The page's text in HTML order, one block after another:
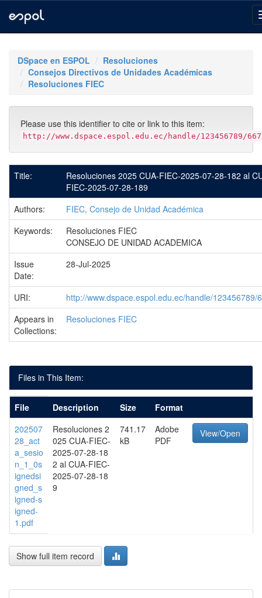
navigationDSpace en ESPOL
Resoluciones
Consejos Directivos de Unidades Académicas
Resoluciones FIEC
Please use this identifier to cite or link to this item:
http://www.dspace.espol.edu.ec/handle/123456789/
Title:
Resoluciones 2025 CUA-FIEC-2025-07-28-182 al
FIEC-2025-07-28-189
Authors:
FIEC, Consejo de Unidad Académica
Keywords:
Resoluciones FIEC
CONSEJO DE UNIDAD ACADEMICA
Issue
Date:
28-Jul-2025
URI:
http://www.dspace.espol.edu.ec/handle/123456789/
Appears in
Collections:
Resoluciones FIEC
Files in This Item:
File Description Size
Format
202507
28_act
a_sesio
n_1_0s
ignedsi
gned_s
igned-s
igned-
1.pdf
Resoluciones 2
025 CUA-FIEC-
2025-07-28-18
2 al CUA-FIEC-
2025-07-28-18
9
741.17
kB
Adobe
PDF
View/Open
Show full item record